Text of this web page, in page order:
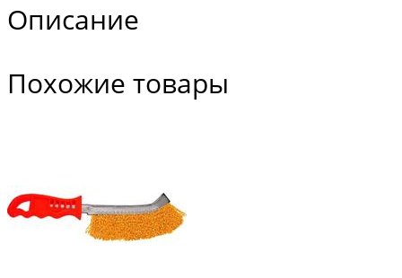
Описание
Похожие товары